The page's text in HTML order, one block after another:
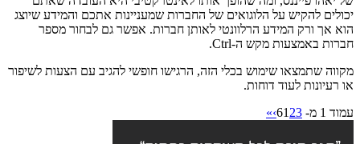
יכולים להקיש על הלוגואים של החברות שמעניינות אתכם והמידע שיוצג
הוא אך ורק המידע הרלוונטי לאותן חברות. אפשר גם לבחור מספר
חברות באמצעות מקש ה-Ctrl.
מקווה שתמצאו שימוש בכלי הזה, הרגישו חופשי להגיב עם הצעות לשיפור
או רעיונות לעוד דוחות.
עמוד 1 מ- 6
1 23
›
»